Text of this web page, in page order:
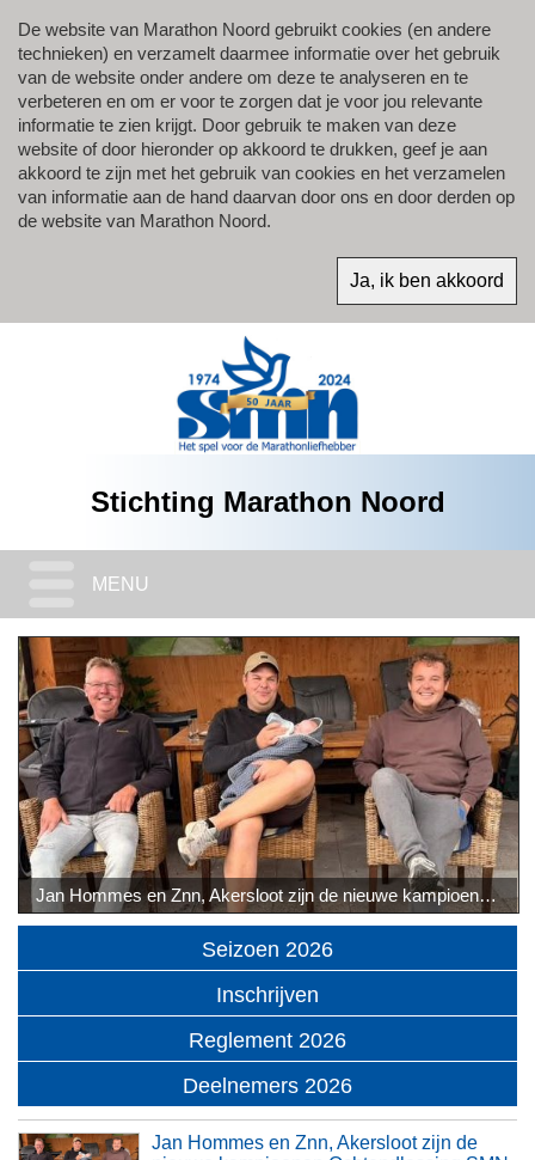
De website van Marathon Noord gebruikt cookies (en andere
technieken) en verzamelt daarmee informatie over het gebruik
van de website onder andere om deze te analyseren en te
verbeteren en om er voor te zorgen dat je voor jou relevante
informatie te zien krijgt. Door gebruik te maken van deze
website of door hieronder op akkoord te drukken, geef je aan
akkoord te zijn met het gebruik van cookies en het verzamelen
van informatie aan de hand daarvan door ons en door derden op
de website van Marathon Noord.
Stichting Marathon Noord
MENU
Jan Hommes en Znn, Akersloot zijn de nieuwe kampioenen Ochtendlossing SMN 2026
Seizoen 2026
Inschrijven
Reglement 2026
Deelnemers 2026
Jan Hommes en Znn, Akersloot zijn de